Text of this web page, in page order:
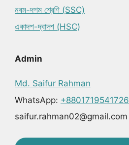
নবম-দশম শ্রেণি (SSC)
একাদশ-দ্বাদশ (HSC)
Admin
Md. Saifur Rahman
WhatsApp: +8801719541726
saifur.rahman02@gmail.com